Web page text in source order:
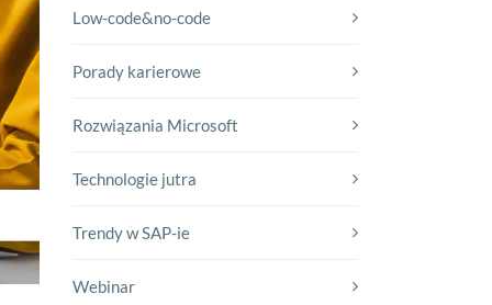
Low-code&no-code
Porady karierowe
Rozwiązania Microsoft
Technologie jutra
Trendy w SAP-ie
Webinar